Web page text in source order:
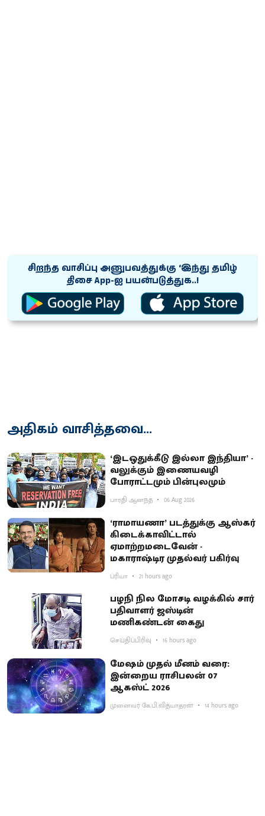
சிறந்த வாசிப்பு அனுபவத்துக்கு ‘இந்து தமிழ்
திசை App-ஐ பயன்படுத்துக..!
அதிகம் வாசித்தவை...
‘இடஒதுக்கீடு இல்லா இந்தியா’ -
வலுக்கும் இணையவழி
போராட்டமும் பின்புலமும்
பாரதி ஆனந்த் 06 Aug 2026
‘ராமாயணா’ படத்துக்கு ஆஸ்கர்
கிடைக்காவிட்டால்
ஏமாற்றமடைவேன் -
மகாராஷ்டிர முதல்வர் பகிர்வு
ப்ரியா 21 hours ago
பழநி நில மோசடி வழக்கில் சார்
பதிவாளர் ஜஸ்டின்
மணிகண்டன் கைது
செய்திப்பிரிவு 16 hours ago
மேஷம் முதல் மீனம் வரை:
இன்றைய ராசிபலன் 07
ஆகஸ்ட் 2026
முனைவர் கே.பி.வித்யாதரன் 14 hours ago